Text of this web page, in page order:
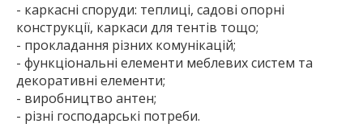
- каркасні споруди: теплиці, садові опорні
конструкції, каркаси для тентів тощо;
- прокладання різних комунікацій;
- функціональні елементи меблевих систем та
декоративні елементи;
- виробництво антен;
- різні господарські потреби.